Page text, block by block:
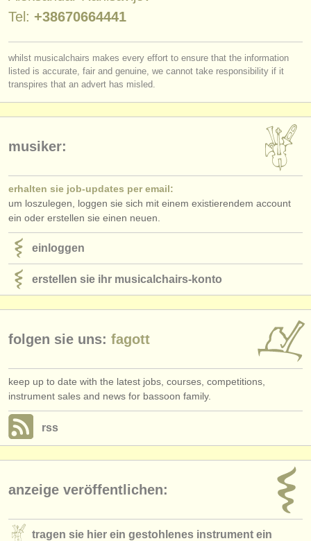
ATSfaq
einloggen
Tel: +38670664441
whilst musicalchairs makes every effort to ensure that the information
listed is accurate, fair and genuine, we cannot take responsibility if it
transpires that an advert has misled.
musiker:
erhalten sie job-updates per email:
um loszulegen, loggen sie sich mit einem existierendem account
ein oder erstellen sie einen neuen.
einloggen
erstellen sie ihr musicalchairs-konto
folgen sie uns: fagott
keep up to date with the latest jobs, courses, competitions,
instrument sales and news for bassoon family.
rss
anzeige veröffentlichen:
tragen sie hier ein gestohlenes instrument ein